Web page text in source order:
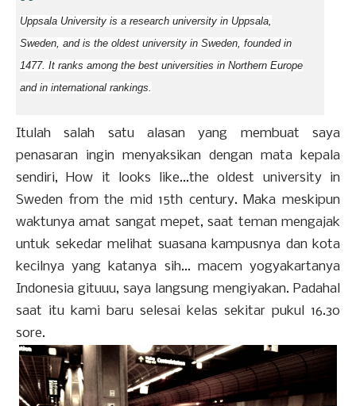
Uppsala University is a research university in Uppsala,
Sweden, and is the oldest university in Sweden, founded in
1477. It ranks among the best universities in Northern Europe
and in international rankings.
Itulah salah satu alasan yang membuat saya
penasaran ingin menyaksikan dengan mata kepala
sendiri, How it looks like...the oldest university in
Sweden from the mid 15th century. Maka meskipun
waktunya amat sangat mepet, saat teman mengajak
untuk sekedar melihat suasana kampusnya dan kota
kecilnya yang katanya sih... macem yogyakartanya
Indonesia gituuu, saya langsung mengiyakan. Padahal
saat itu kami baru selesai kelas sekitar pukul 16.30
sore.